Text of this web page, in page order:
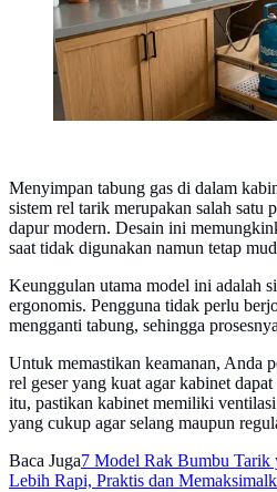
Menyimpan tabung gas di dalam
sistem rel tarik merupakan salah
dapur modern. Desain ini
saat tidak digunakan namun tetap
Keunggulan utama model ini adalah
ergonomis. Pengguna tidak perlu
mengganti tabung, sehingga
Untuk memastikan keamanan, Anda
rel geser yang kuat agar kabinet
itu, pastikan kabinet memiliki
yang cukup agar selang maupun
Baca Juga7 Model Rak Bumbu Tarik
Lebih Rapi, Praktis dan